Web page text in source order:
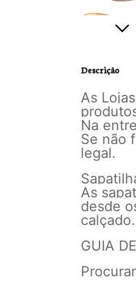
Descrição
As
Na
Se não
legal.
As
desde
calçado.
GUIA